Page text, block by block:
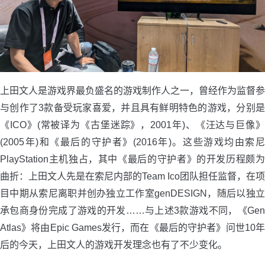
上田文人是游戏界最负盛名的游戏制作人之一，曾经作为监督参
与创作了3款备受玩家喜爱，并且具有鲜明特色的游戏，分别是
《ICO》(常被译为《古堡迷踪》，2001年)、《汪达与巨像》
(2005年)和《最后的守护者》(2016年)。这些游戏均由索尼
PlayStation主机独占，其中《最后的守护者》的开发历程颇为
曲折：上田文人先是在索尼内部的Team Ico团队担任监督，在项
目中期从索尼离职并创办独立工作室genDESIGN，随后以独立
承包商身份完成了游戏的开发……与上述3款游戏不同，《Gen
Atlas》将由Epic Games发行，而在《最后的守护者》问世10年
后的今天，上田文人的游戏开发理念也有了不少变化。